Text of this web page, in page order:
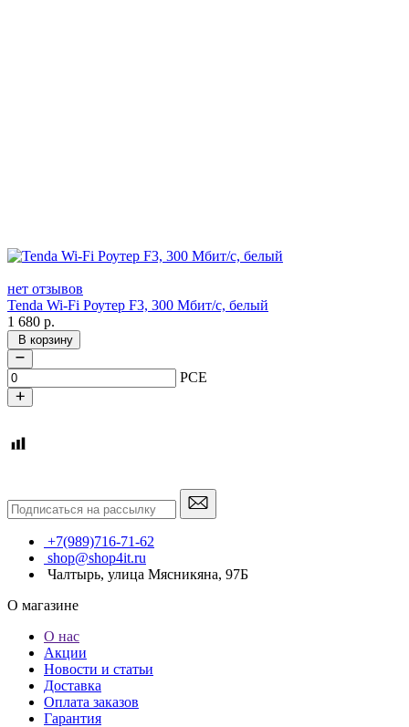
нет отзывов
Tenda Wi-Fi Роутер F3, 300 Мбит/с, белый
1 680 р.
В корзину
PCE
+7(989)716-71-62
shop@shop4it.ru
Чалтырь, улица Мясникяна, 97Б
О магазине
О нас
Акции
Новости и статьи
Доставка
Оплата заказов
Гарантия